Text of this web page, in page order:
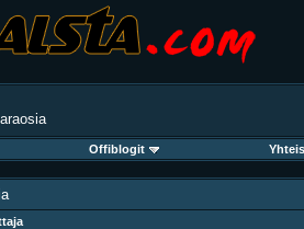
Offiblogit